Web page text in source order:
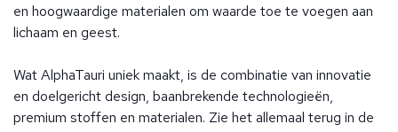
en hoogwaardige materialen om waarde toe te voegen aan
lichaam en geest.
Wat AlphaTauri uniek maakt, is de combinatie van innovatie
en doelgericht design, baanbrekende technologieën,
premium stoffen en materialen. Zie het allemaal terug in de